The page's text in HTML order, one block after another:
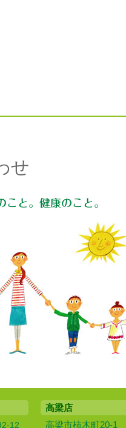
せ
と。健康のこと。
12
高梁店
高梁市柿木町20-1